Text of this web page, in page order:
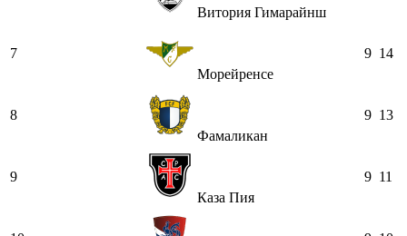
Витория Гимарайнш
7
Морейренсе
9 14
8
Фамаликан
9 13
9
Каза Пия
9 11